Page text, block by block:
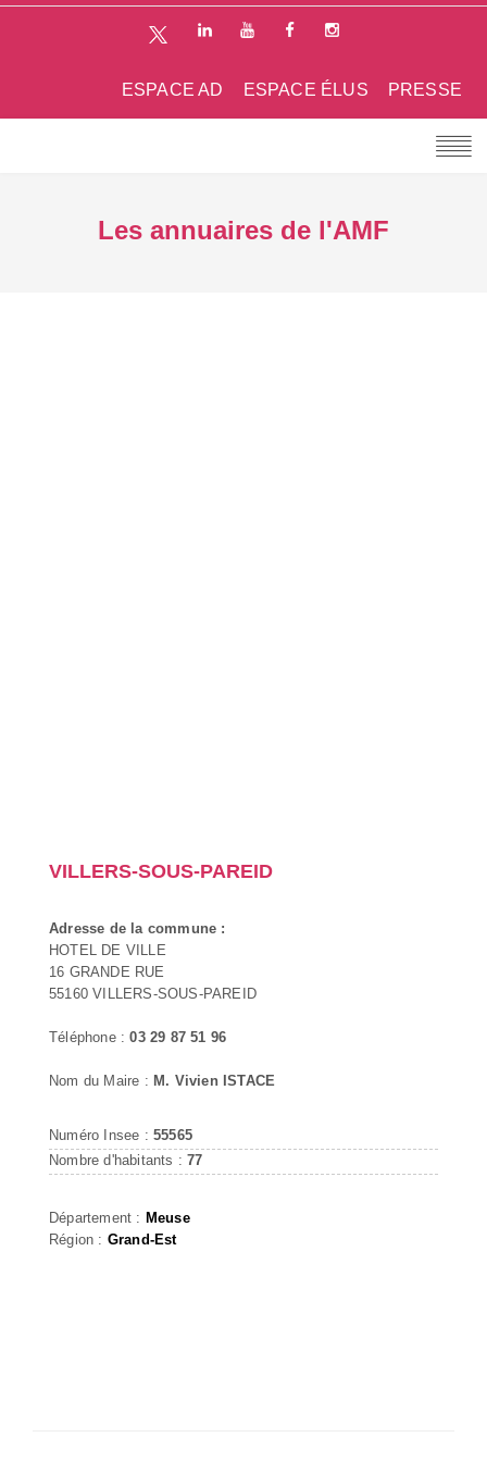
PRESSE
ESPACE ÉLUS
ESPACE AD
Les annuaires de l'AMF
VILLERS-SOUS-PAREID
Adresse de la commune :
HOTEL DE VILLE
16 GRANDE RUE
55160 VILLERS-SOUS-PAREID
Téléphone :03 29 87 51 96
Nom du Maire : M. Vivien ISTACE
Numéro Insee : 55565
Nombre d'habitants :77
Département : Meuse
Région : Grand-Est